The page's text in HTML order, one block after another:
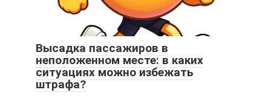
Высадка пассажиров в
неположенном месте: в каких
ситуациях можно избежать
штрафа?